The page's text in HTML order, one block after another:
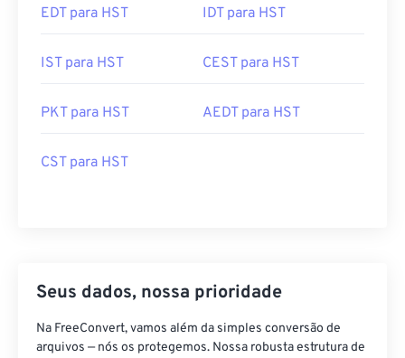
EDT para HST IDT para HST
IST para HST CEST para HST
PKT para HST AEDT para HST
CST para HST
Seus dados, nossa prioridade
Na FreeConvert, vamos além da simples conversão de
arquivos — nós os protegemos. Nossa robusta estrutura de